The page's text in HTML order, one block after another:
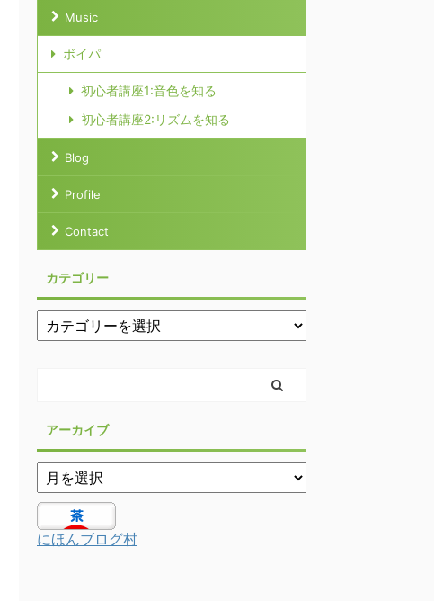
Music
ボイパ
初心者講座1:音色を知る
初心者講座2:リズムを知る
Blog
Profile
Contact
カテゴリー
アーカイブ
にほんブログ村